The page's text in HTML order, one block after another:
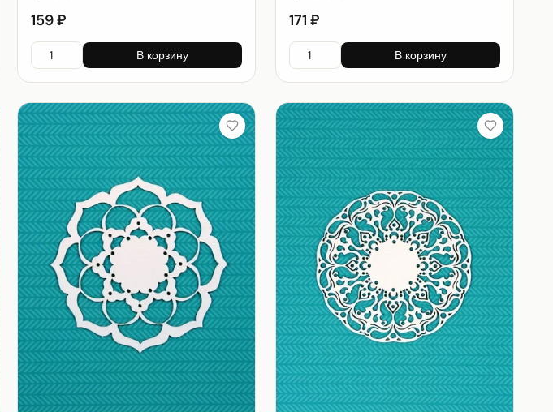
159 ₽
В корзину
171 ₽
В корзину